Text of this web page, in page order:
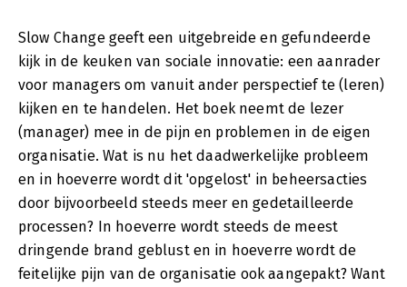
Slow Change geeft een uitgebreide en gefundeerde
kijk in de keuken van sociale innovatie: een aanrader
voor managers om vanuit ander perspectief te (leren)
kijken en te handelen. Het boek neemt de lezer
(manager) mee in de pijn en problemen in de eigen
organisatie. Wat is nu het daadwerkelijke probleem
en in hoeverre wordt dit 'opgelost' in beheersacties
door bijvoorbeeld steeds meer en gedetailleerde
processen? In hoeverre wordt steeds de meest
dringende brand geblust en in hoeverre wordt de
feitelijke pijn van de organisatie ook aangepakt? Want